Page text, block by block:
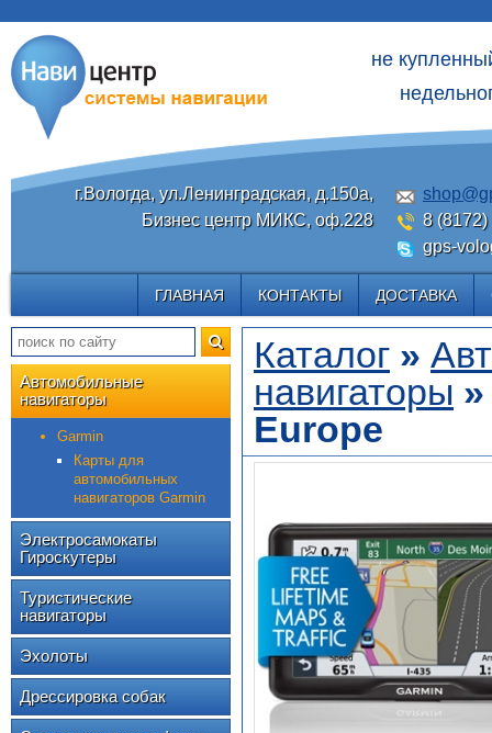
не
г.Вологда, ул.Ленинградская, д.150а,
Бизнес центр МИКС, оф.228
8 (8172)
gps-
ГЛАВНАЯ КОНТАКТЫ ДОСТАВКА
Автомобильные
навигаторы
Garmin
Карты для
автомобильных
навигаторов Garmin
Электросамокаты
Гироскутеры
Туристические
навигаторы
Эхолоты
Дрессировка собак
Каталог »
навигаторы
Europe